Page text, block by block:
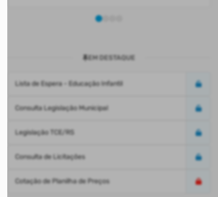
EM DESTAQUE
Lista de Espera - Educação Infantil
Consulta Legislação Municipal
Legislação TCE/RS
Consulta de Licitações
Cotação de Planilha de Preços